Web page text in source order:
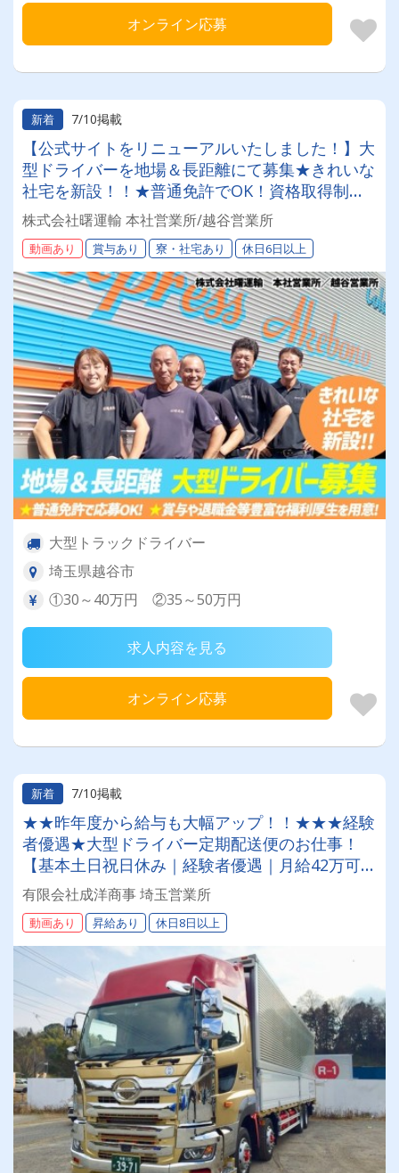
オンライン応募
新着 7/10掲載
【公式サイトをリニューアルいたしました！】大
型ドライバーを地場＆長距離にて募集★きれいな
社宅を新設！！★普通免許でOK！資格取得制度
あり♪新卒・未経験スタートからベテランまで歓
迎いたします◆学歴・年齢不問◆
株式会社曙運輸 本社営業所/越谷営業所
動画あり 賞与あり 寮・社宅あり 休日6日以上
大型トラックドライバー
埼玉県越谷市
①30～40万円 ②35～50万円
求人内容を見る
オンライン応募
新着 7/10掲載
★★昨年度から給与も大幅アップ！！★★★経験
者優遇★大型ドライバー定期配送便のお仕事！
【基本土日祝日休み｜経験者優遇｜月給42万可】
力仕事ナシ◎2024問題に対応した配車組で安定
して働けます。
有限会社成洋商事 埼玉営業所
動画あり 昇給あり 休日8日以上